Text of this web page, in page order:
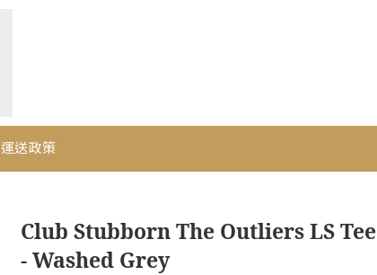
運送政策
Club Stubborn The Outliers LS Tee
- Washed Grey